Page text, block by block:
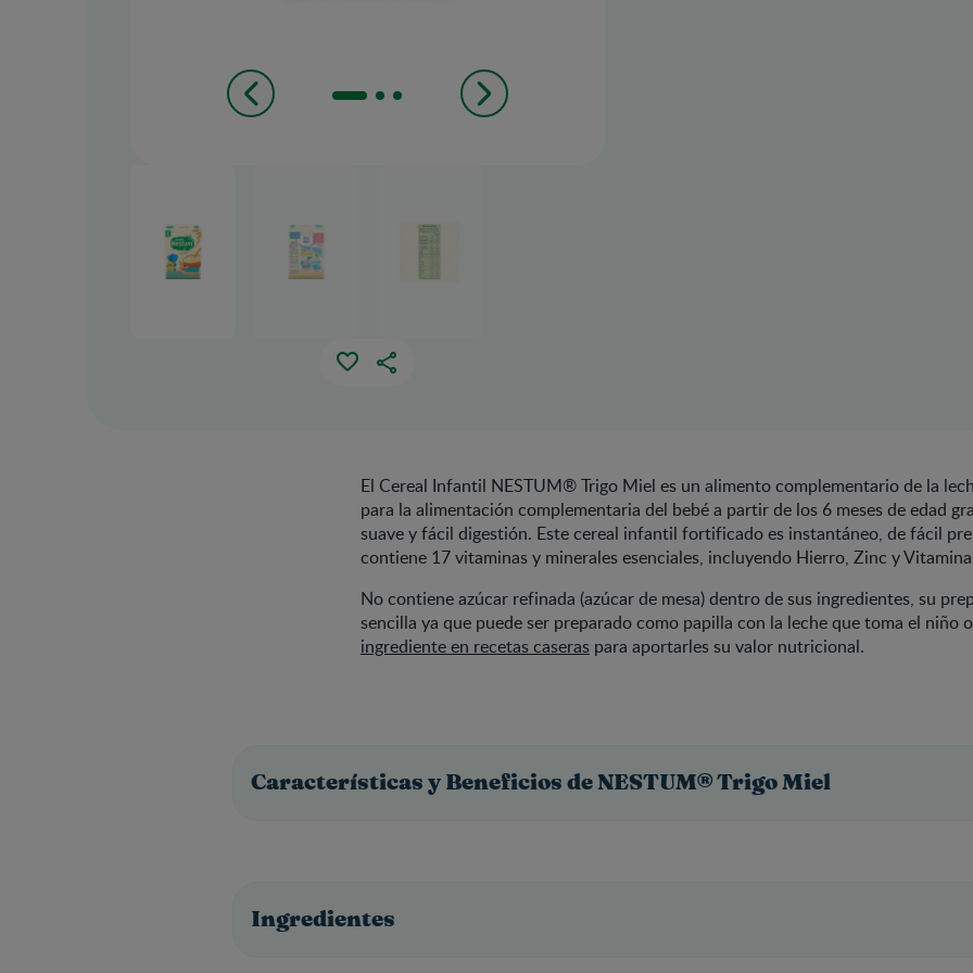
El Cereal Infantil NESTUM® Trigo Miel es un alimento complementario de la
para la alimentación complementaria del bebé a partir de los 6 meses de edad
suave y fácil digestión. Este cereal infantil fortificado es instantáneo, de fácil
contiene 17 vitaminas y minerales esenciales, incluyendo Hierro, Zinc y
No contiene azúcar refinada (azúcar de mesa) dentro de sus ingredientes, su
sencilla ya que puede ser preparado como papilla con la leche que toma el niño o
ingrediente en recetas caseraspara aportarles su valor nutricional.
Características y Beneficios de NESTUM® Trigo Miel
Ingredientes